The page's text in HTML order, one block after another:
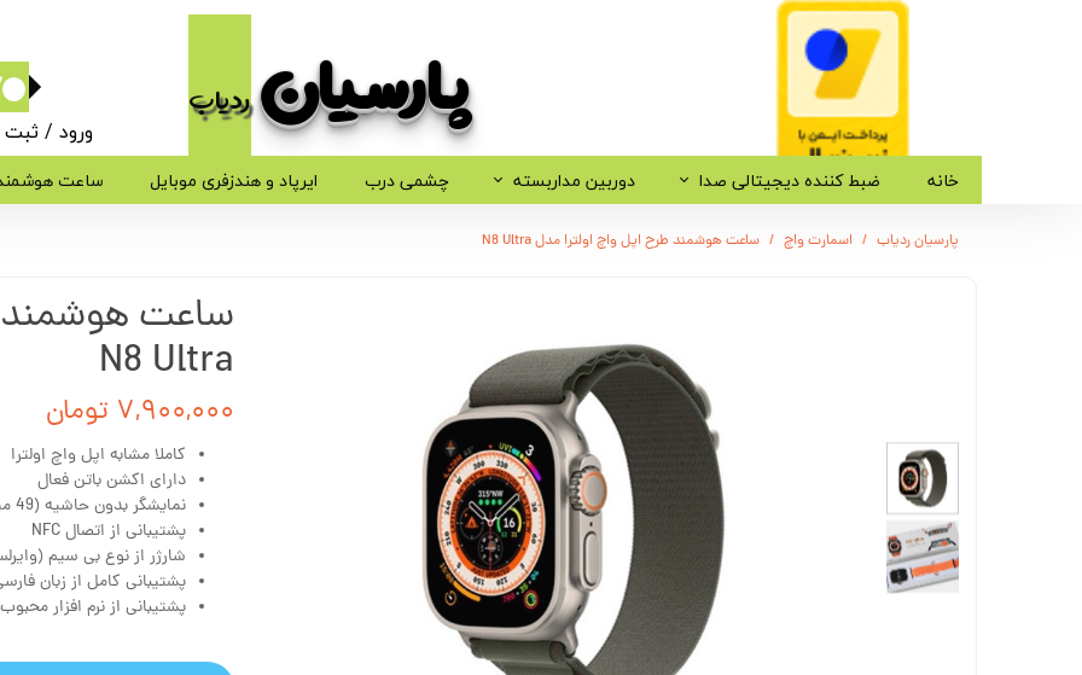
پارسیان​​​​​​​ردیاب
ورود /ثبت
حساب
خروج از
خانه ضبط کننده دیجیتالی صدا دوربین مداربسته چشمی درب ایرپاد و هندزفری موبایل ساعت
پارسیان ردیاب اسمارت واچ ساعت هوشمند طرح اپل واچ اولترا مدل N8 Ultra
ساعت هوشمند
N8 Ultra
۷,۹۰۰,۰۰۰ تومان
کاملا مشابه اپل واچ اولترا
دارای اکشن باتن فعال
نمایشگر بدون حاشیه (49 میلیمتر)
پشتیبانی از اتصال NFC
شارژر از نوع بی سیم
پشتیبانی کامل از زبان
پشتیبانی از نرم افزار محبوب Wearfit Pro